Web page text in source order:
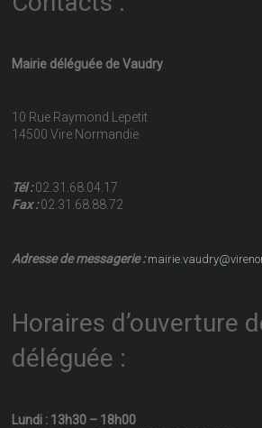
Mairie déléguée de Vaudry
10 Rue Raymond Lepetit
14500 Vire Normandie
Tél :02.31.68.04.17
Fax :02.31.68.88.72
Adresse de messagerie :
Horaires d’ouverture
déléguée :
Lundi : 13h30 – 18h00